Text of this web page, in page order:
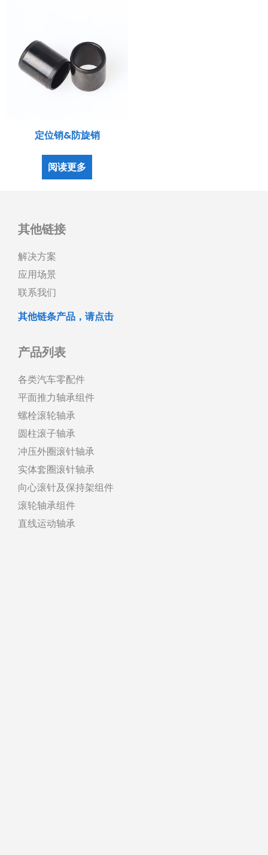
定位销&防旋销
阅读更多
其他链接
解决方案
应用场景
联系我们
其他链条产品，请点击
产品列表
各类汽车零配件
平面推力轴承组件
螺栓滚轮轴承
圆柱滚子轴承
冲压外圈滚针轴承
实体套圈滚针轴承
向心滚针及保持架组件
滚轮轴承组件
直线运动轴承